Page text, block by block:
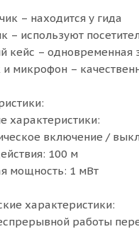
– находится у гида
– используют
кейс – одновременная
микрофон –
характеристики:
включение /
100 м
мощность: 1 мВт
характеристики:
работы